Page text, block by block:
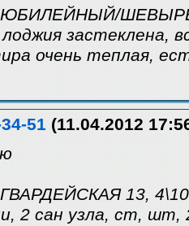
ЮБИЛЕЙНЫЙ/
застеклена,
очень теплая,
51 (11.04.2012
ГВАРДЕЙСКАЯ 13,
2 сан узла, ст, шт,